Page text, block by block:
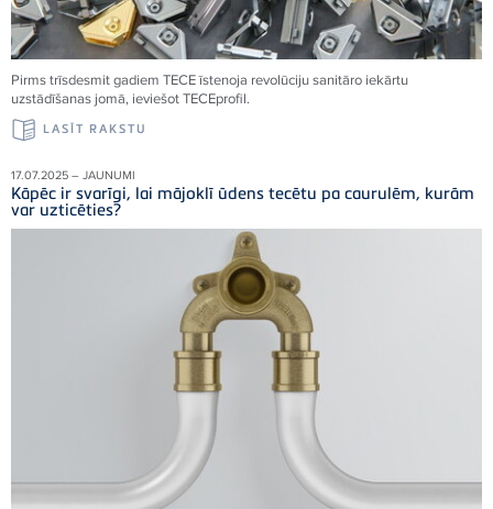
Pirms trīsdesmit gadiem TECEīstenoja revolūciju sanitāro iekārtu
uzstādīšanas jomā, ieviešotTECEprofil.
LASĪT RAKSTU
17.07.2025 – JAUNUMI
Kāpēc ir svarīgi, lai mājoklī ūdens tecētu pa caurulēm, kurām
var uzticēties?